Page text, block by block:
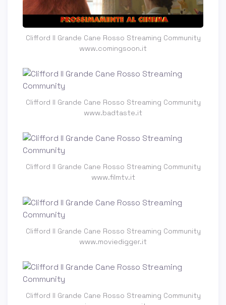
Clifford Il Grande Cane Rosso Streaming Community
www.comingsoon.it
Clifford Il Grande Cane Rosso Streaming Community
www.badtaste.it
Clifford Il Grande Cane Rosso Streaming Community
www.filmtv.it
Clifford Il Grande Cane Rosso Streaming Community
www.moviedigger.it
Clifford Il Grande Cane Rosso Streaming Community